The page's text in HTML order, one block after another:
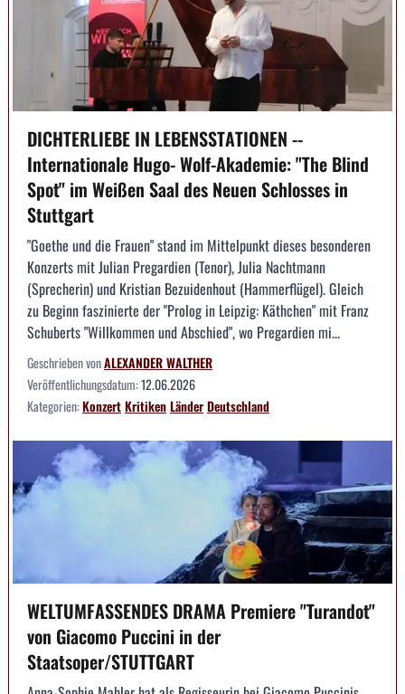
DICHTERLIEBE IN LEBENSSTATIONEN --
Internationale Hugo- Wolf-Akademie: "The Blind
Spot" im Weißen Saal des Neuen Schlosses in
Stuttgart
"Goethe und die Frauen" stand im Mittelpunkt dieses besonderen
Konzerts mit Julian Pregardien (Tenor), Julia Nachtmann
(Sprecherin) und Kristian Bezuidenhout (Hammerflügel). Gleich
zu Beginn faszinierte der "Prolog in Leipzig: Käthchen" mit Franz
Schuberts "Willkommen und Abschied", wo Pregardien mi...
Geschrieben vonALEXANDER WALTHER
Veröffentlichungsdatum:12.06.2026
Kategorien:KonzertKritikenLänderDeutschland
WELTUMFASSENDES DRAMA Premiere "Turandot"
von Giacomo Puccini in der
Staatsoper/STUTTGART